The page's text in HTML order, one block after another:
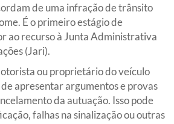
de uma infração de trânsito
É o primeiro estágio de
ao recurso à Junta Administrativa
(Jari).
ou proprietário do veículo
apresentar argumentos e provas
da autuação. Isso pode
falhas na sinalização ou outras